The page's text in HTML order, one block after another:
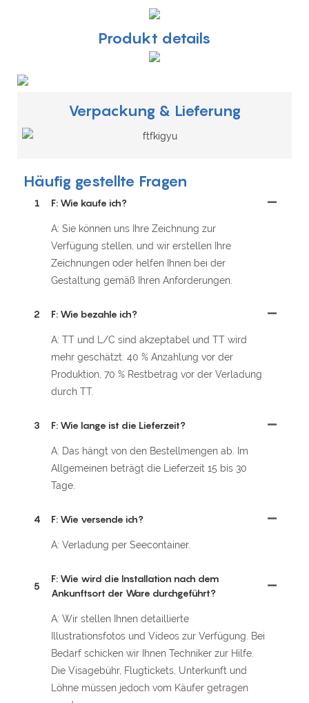
Produkt details
Verpackung & Lieferung
Häufig gestellte Fragen
1 F: Wie kaufe ich?
A: Sie können uns Ihre Zeichnung zur
Verfügung stellen, und wir erstellen Ihre
Zeichnungen oder helfen Ihnen bei der
Gestaltung gemäß Ihren Anforderungen.
2 F: Wie bezahle ich?
A: TT und L/C sind akzeptabel und TT wird
mehr geschätzt. 40 % Anzahlung vor der
Produktion, 70 % Restbetrag vor der Verladung
durch TT.
3 F: Wie lange ist die Lieferzeit?
A: Das hängt von den Bestellmengen ab. Im
Allgemeinen beträgt die Lieferzeit 15 bis 30
Tage.
4 F: Wie versende ich?
A: Verladung per Seecontainer.
5
F: Wie wird die Installation nach dem
Ankunftsort der Ware durchgeführt?
A: Wir stellen Ihnen detaillierte
Illustrationsfotos und Videos zur Verfügung. Bei
Bedarf schicken wir Ihnen Techniker zur Hilfe.
Die Visagebühr, Flugtickets, Unterkunft und
Löhne müssen jedoch vom Käufer getragen